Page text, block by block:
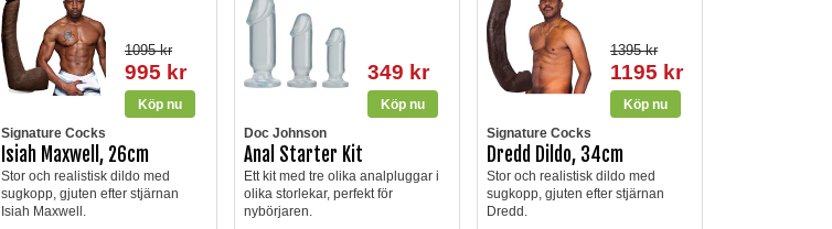
1095 kr
995 kr
Signature Cocks
Isiah Maxwell, 26cm
Stor och realistisk dildo med
sugkopp, gjuten efter stjärnan
Isiah Maxwell.
349 kr
Doc Johnson
Anal Starter Kit
Ett kit med tre olika analpluggar i
olika storlekar, perfekt för
nybörjaren.
1395 kr
1195 kr
Signature Cocks
Dredd Dildo, 34cm
Stor och realistisk dildo med
sugkopp, gjuten efter stjärnan
Dredd.